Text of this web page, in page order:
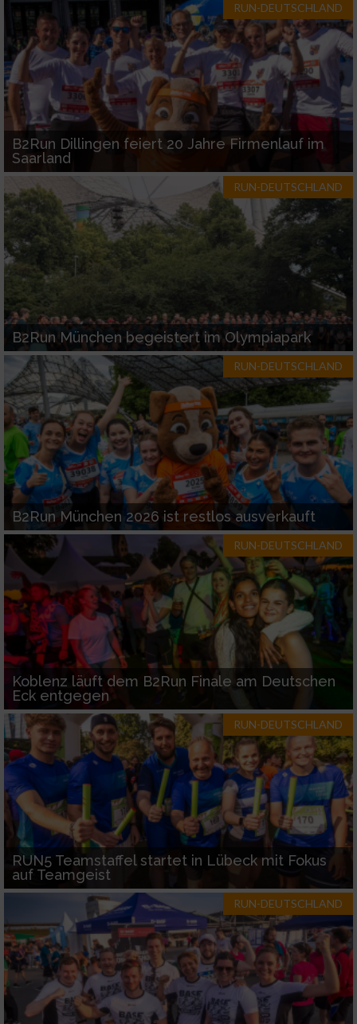
RUN-DEUTSCHLAND
B2Run Dillingen feiert 20 Jahre Firmenlauf im
Saarland
RUN-DEUTSCHLAND
B2Run München begeistert im Olympiapark
RUN-DEUTSCHLAND
B2Run München 2026 ist restlos ausverkauft
RUN-DEUTSCHLAND
Koblenz läuft dem B2Run Finale am Deutschen
Eck entgegen
RUN-DEUTSCHLAND
RUN5 Teamstaffel startet in Lübeck mit Fokus
auf Teamgeist
RUN-DEUTSCHLAND